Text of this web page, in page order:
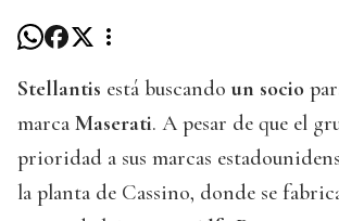
Stellantis está buscando un socio
marca Maserati. A pesar de que el
prioridad a sus marcas
la planta de Cassino, donde se